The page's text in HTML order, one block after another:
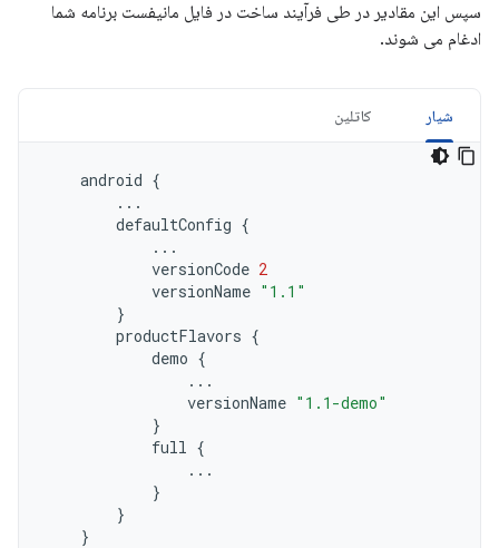
سپس این مقادیر در طی فرآیند ساخت در فایل مانیفست برنامه شما
ادغام می شوند.
شیار کاتلین
android {
...
defaultConfig {
...
versionCode 2
versionName "1.1"
}
productFlavors {
demo {
...
versionName "1.1-demo"
}
full {
...
}
}
}